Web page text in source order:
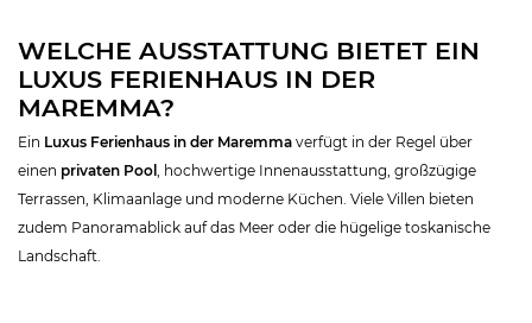
WELCHE AUSSTATTUNG BIETET EIN
LUXUS FERIENHAUS IN DER
MAREMMA?
Ein Luxus Ferienhaus in der Maremma verfügt in der Regel über
einen privaten Pool , hochwertige Innenausstattung, großzügige
Terrassen, Klimaanlage und moderne Küchen. Viele Villen bieten
zudem Panoramablick auf das Meer oder die hügelige toskanische
Landschaft.